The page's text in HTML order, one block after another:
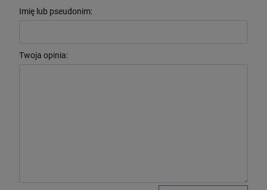
Imię lub pseudonim:
Twoja opinia: